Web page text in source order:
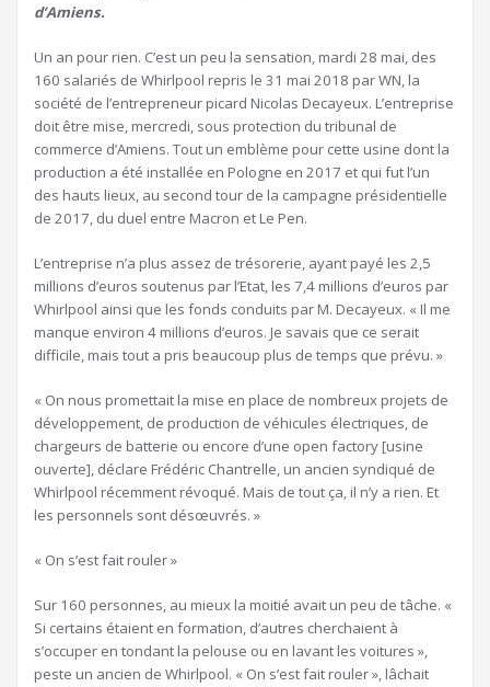
d’Amiens.
Un an pour rien. C’est un peu la sensation, mardi 28 mai, des
160 salariés de Whirlpool repris le 31 mai 2018 par WN, la
société de l’entrepreneur picard Nicolas Decayeux. L’entreprise
doit être mise, mercredi, sous protection du tribunal de
commerce d’Amiens. Tout un emblème pour cette usine dont la
production a été installée en Pologne en 2017 et qui fut l’un
des hauts lieux, au second tour de la campagne présidentielle
de 2017, du duel entre Macron et Le Pen.
L’entreprise n’a plus assez de trésorerie, ayant payé les 2,5
millions d’euros soutenus par l’Etat, les 7,4 millions d’euros par
Whirlpool ainsi que les fonds conduits par M. Decayeux. « Il me
manque environ 4 millions d’euros. Je savais que ce serait
difficile, mais tout a pris beaucoup plus de temps que prévu. »
« On nous promettait la mise en place de nombreux projets de
développement, de production de véhicules électriques, de
chargeurs de batterie ou encore d’une open factory [usine
ouverte], déclare Frédéric Chantrelle, un ancien syndiqué de
Whirlpool récemment révoqué. Mais de tout ça, il n’y a rien. Et
les personnels sont désœuvrés. »
« On s’est fait rouler »
Sur 160 personnes, au mieux la moitié avait un peu de tâche. «
Si certains étaient en formation, d’autres cherchaient à
s’occuper en tondant la pelouse ou en lavant les voitures »,
peste un ancien de Whirlpool. « On s’est fait rouler », lâchait